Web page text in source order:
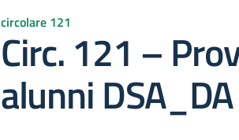
circolare 121
Circ. 121 –
alunni DSA_DA